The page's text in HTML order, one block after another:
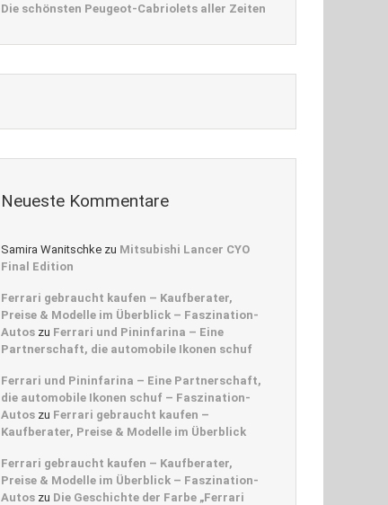
Die schönsten Peugeot-Cabriolets aller Zeiten
Neueste Kommentare
Samira Wanitschke zu Mitsubishi Lancer CYO
Final Edition
Ferrari gebraucht kaufen – Kaufberater,
Preise & Modelle im Überblick – Faszination-
Autos zu Ferrari und Pininfarina – Eine
Partnerschaft, die automobile Ikonen schuf
Ferrari und Pininfarina – Eine Partnerschaft,
die automobile Ikonen schuf – Faszination-
Autos zu Ferrari gebraucht kaufen –
Kaufberater, Preise & Modelle im Überblick
Ferrari gebraucht kaufen – Kaufberater,
Preise & Modelle im Überblick – Faszination-
Autos zu Die Geschichte der Farbe „Ferrari